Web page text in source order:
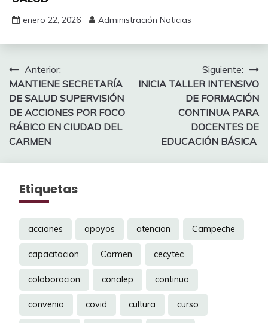
enero 22, 2026 Administración Noticias
Navegación
de
entradas
Anterior:
MANTIENE SECRETARÍA
DE SALUD SUPERVISIÓN
DE ACCIONES POR FOCO
RÁBICO EN CIUDAD DEL
CARMEN
Siguiente:
INICIA TALLER INTENSIVO
DE FORMACIÓN
CONTINUA PARA
DOCENTES DE
EDUCACIÓN BÁSICA
Etiquetas
acciones apoyos atencion Campeche
capacitacion Carmen cecytec
colaboracion conalep continua
convenio covid cultura curso